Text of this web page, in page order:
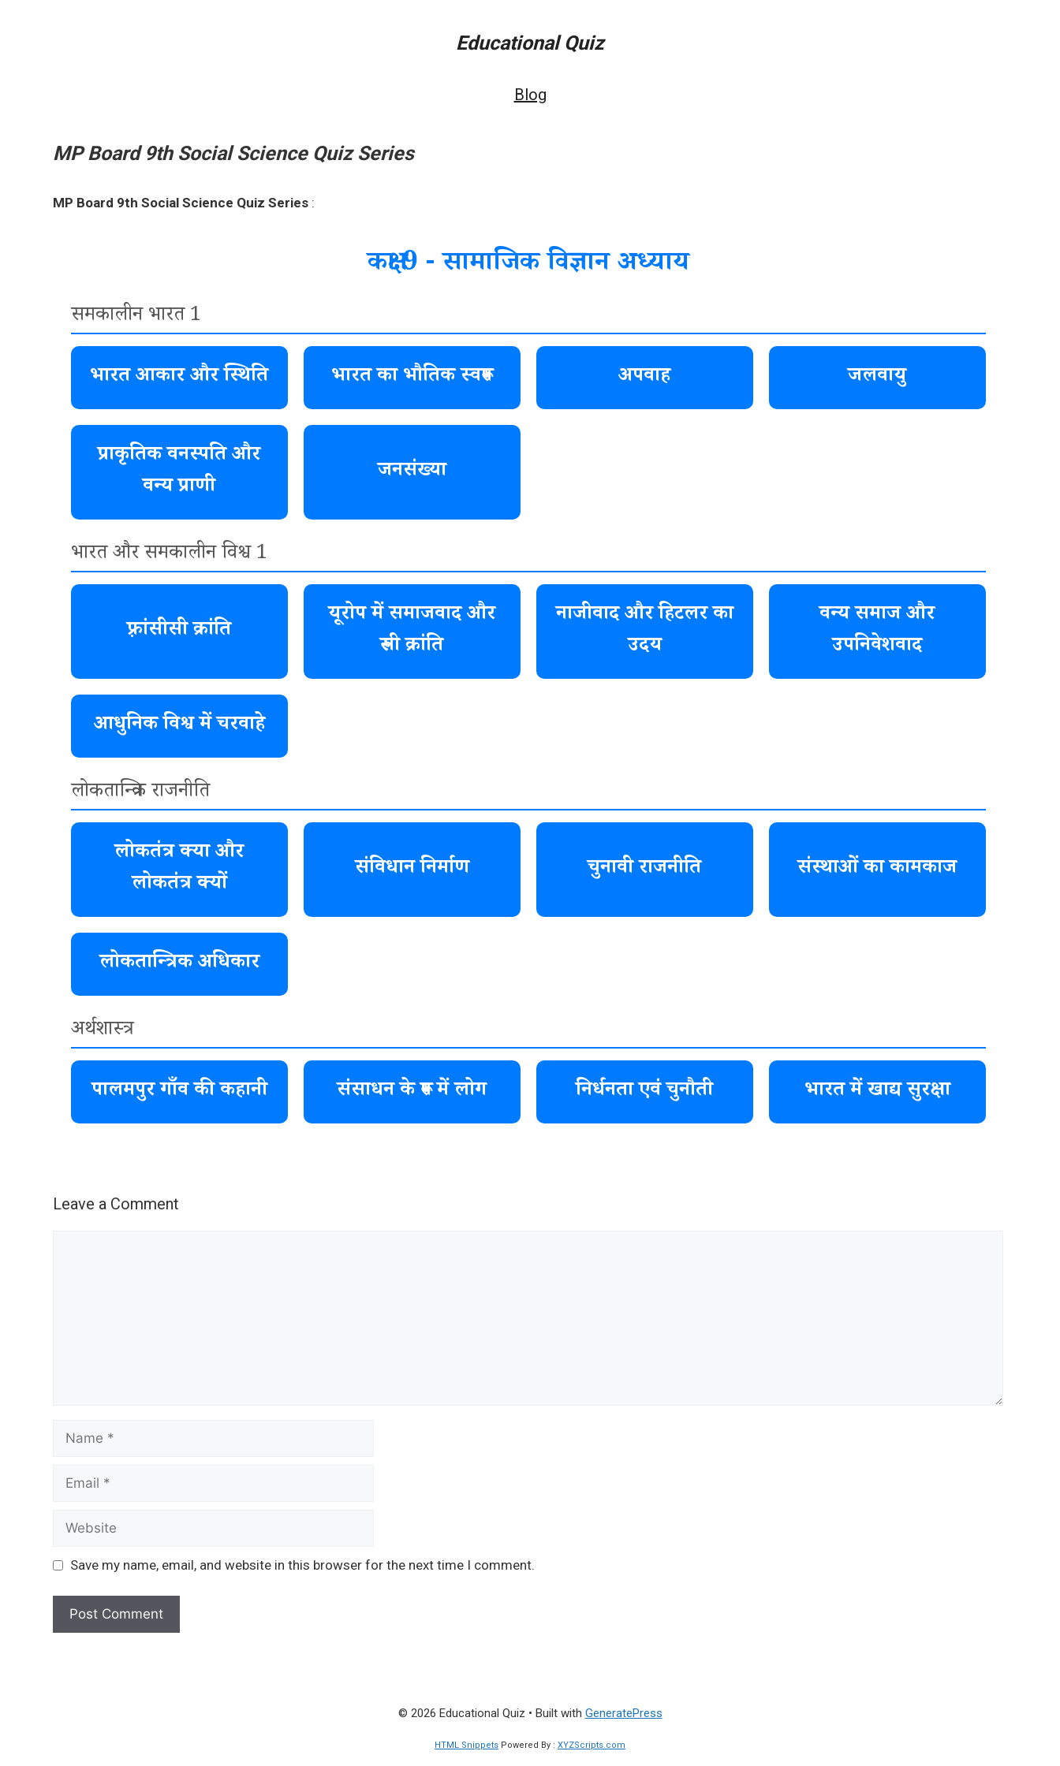
Educational Quiz
Blog
MP Board 9th Social Science Quiz Series
MP Board 9th Social Science Quiz Series :
कक्षा 9 - सामाजिक विज्ञान अध्याय
समकालीन भारत 1
भारत आकार और स्थिति
भारत का भौतिक स्वरूप अपवाह जलवायु
प्राकृतिक वनस्पति और
वन्य प्राणी
जनसंख्या
भारत और समकालीन विश्व 1
फ़्रांसीसी क्रांति
यूरोप में समाजवाद और
रूसी क्रांति
नाजीवाद और हिटलर का
उदय
वन्य समाज और
उपनिवेशवाद
आधुनिक विश्व में चरवाहे
लोकतान्त्रिक राजनीति
लोकतंत्र क्या और
लोकतंत्र क्यों
संविधान निर्माण चुनावी राजनीति संस्थाओं का कामकाज
लोकतान्त्रिक अधिकार
अर्थशास्त्र
पालमपुर गाँव की कहानी
संसाधन के रूप में लोग निर्धनता एवं चुनौती भारत में खाद्य सुरक्षा
Leave a Comment
Name
Email
Website
Save my name, email, and website in this browser for the next time I comment.
© 2026 Educational Quiz • Built with GeneratePress
HTML Snippets Powered By : XYZScripts.com